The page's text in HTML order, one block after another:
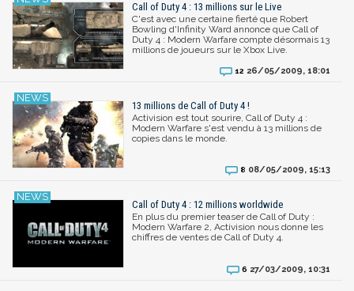
Call of Duty 4 : 13 millions sur le Live
C'est avec une certaine fierté que Robert
Bowling d'Infinity Ward annonce que Call of
Duty 4 : Modern Warfare compte désormais 13
millions de joueurs sur le Xbox Live.
12 26/05/2009, 18:01
13 millions de Call of Duty 4 !
Activision est tout sourire, Call of Duty 4 :
Modern Warfare s'est vendu à 13 millions de
copies dans le monde.
8 08/05/2009, 15:13
Call of Duty 4 : 12 millions worldwide
En plus du premier teaser de Call of Duty :
Modern Warfare 2, Activision nous donne les
chiffres de ventes de Call of Duty 4.
6 27/03/2009, 10:31